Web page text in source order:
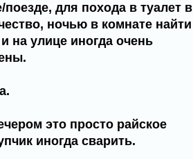
для похода в туалет в
ночью в комнате найти
на улице иногда очень
это просто райское
иногда сварить.